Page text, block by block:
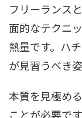
フリーランス
面的なテクニ
熱量です。ハ
が見習うべき
本質を見極め
ことが必要で